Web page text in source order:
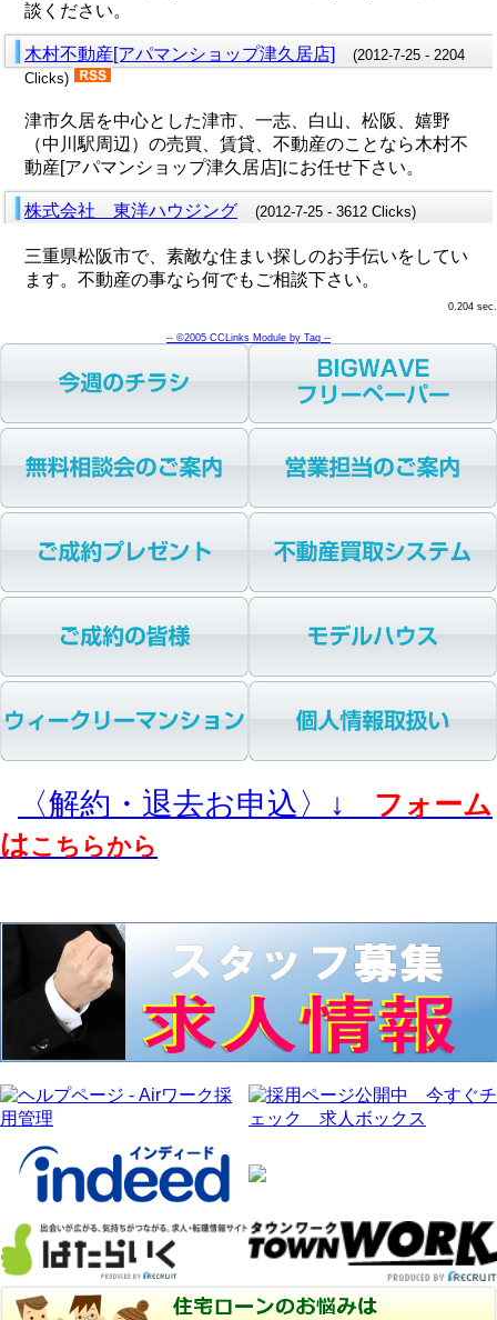
談ください。
木村不動産[アパマンショップ津久居店]
(2012-7-25 - 2204
Clicks)
津市久居を中心とした津市、一志、白山、松阪、嬉野
（中川駅周辺）の売買、賃貸、不動産のことなら木村不
動産[アパマンショップ津久居店]にお任せ下さい。
株式会社 東洋ハウジング (2012-7-25 - 3612 Clicks)
三重県松阪市で、素敵な住まい探しのお手伝いをしてい
ます。不動産の事なら何でもご相談下さい。
0.204 sec.
-- ©2005 CCLinks Module by Taq --
〈解約・退去お申込〉↓
フォーム
はこちらから